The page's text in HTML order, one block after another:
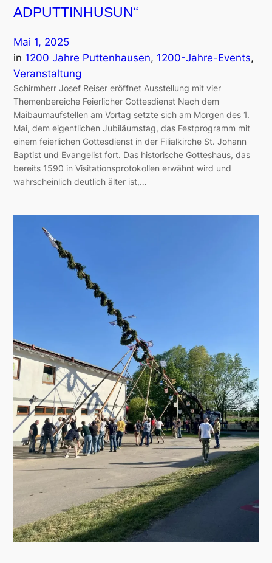
ADPUTTINHUSUN“
Mai 1, 2025
in 1200 Jahre Puttenhausen, 1200-Jahre-Events
Veranstaltung
Schirmherr Josef Reiser eröffnet Ausstellung mit vier
Themenbereiche Feierlicher Gottesdienst Nach dem
Maibaumaufstellen am Vortag setzte sich am Morgen des 1.
Mai, dem eigentlichen Jubiläumstag, das Festprogramm mit
einem feierlichen Gottesdienst in der Filialkirche St. Johann
Baptist und Evangelist fort. Das historische Gotteshaus, das
bereits 1590 in Visitationsprotokollen erwähnt wird und
wahrscheinlich deutlich älter ist,…